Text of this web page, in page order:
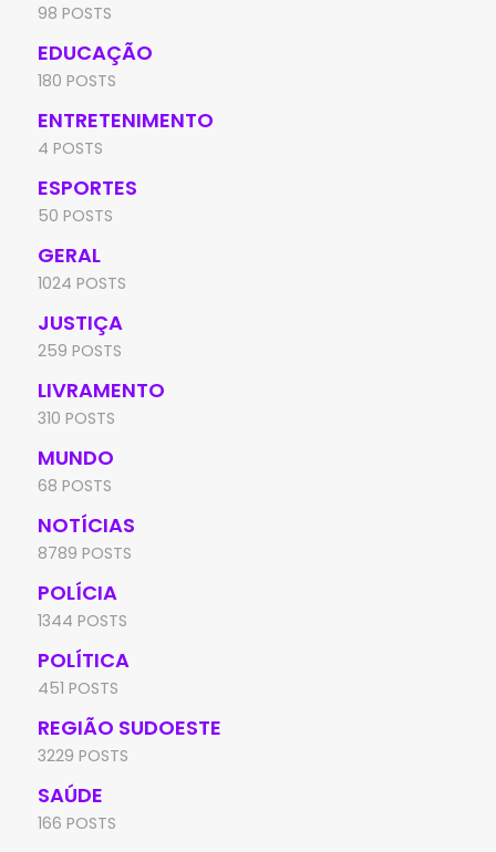
98 POSTS
EDUCAÇÃO
180 POSTS
ENTRETENIMENTO
4 POSTS
ESPORTES
50 POSTS
GERAL
1024 POSTS
JUSTIÇA
259 POSTS
LIVRAMENTO
310 POSTS
MUNDO
68 POSTS
NOTÍCIAS
8789 POSTS
POLÍCIA
1344 POSTS
POLÍTICA
451 POSTS
REGIÃO SUDOESTE
3229 POSTS
SAÚDE
166 POSTS